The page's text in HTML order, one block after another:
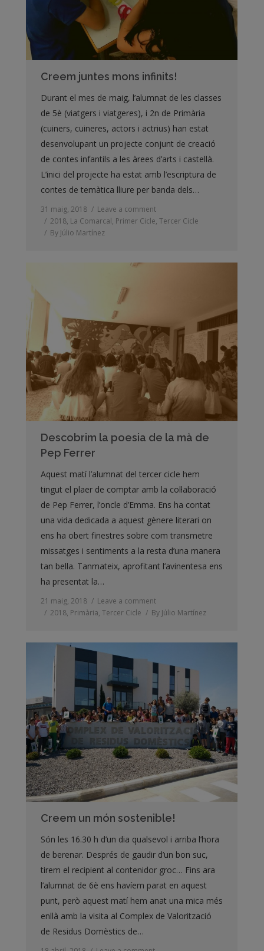
Creem juntes mons infinits!
Durant el mes de maig, l’alumnat de les classes
de 5è (viatgers i viatgeres), i 2n de Primària
(cuiners, cuineres, actors i actrius) han estat
desenvolupant un projecte conjunt de creació
de contes infantils a les àrees d’arts i castellà.
L’inici del projecte ha estat amb l’escriptura de
contes de temàtica lliure per banda dels…
31 maig, 2018
Leave a comment
2018, La Comarcal, Primer Cicle, Tercer Cicle
By Júlio Martínez
Descobrim la poesia de la mà de
Pep Ferrer
Aquest matí l’alumnat del tercer cicle hem
tingut el plaer de comptar amb la col·laboració
de Pep Ferrer, l’oncle d’Emma. Ens ha contat
una vida dedicada a aquest gènere literari on
ens ha obert finestres sobre com transmetre
missatges i sentiments a la resta d’una manera
tan bella. Tanmateix, aprofitant l’avinentesa ens
ha presentat la…
21 maig, 2018
Leave a comment
2018, Primària, Tercer Cicle By Júlio Martínez
Creem un món sostenible!
Són les 16.30 h d’un dia qualsevol i arriba l’hora
de berenar. Després de gaudir d’un bon suc,
tirem el recipient al contenidor groc… Fins ara
l’alumnat de 6è ens havíem parat en aquest
punt, però aquest matí hem anat una mica més
enllà amb la visita al Complex de Valorització
de Residus Domèstics de…